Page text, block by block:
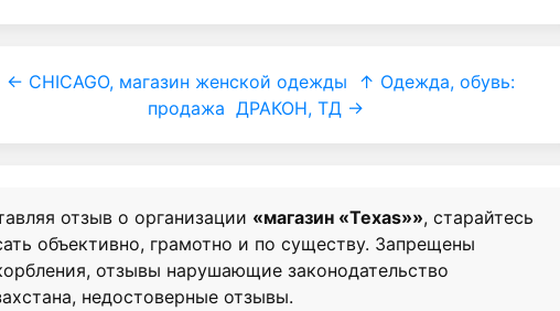
← CHICAGO, магазин женской одежды
↑ Одежда, обувь:
продажа ДРАКОН, ТД →
отзыв о организации «магазин «Texas»», старайтесь
объективно, грамотно и по существу. Запрещены
отзывы нарушающие законодательство
недостоверные отзывы.